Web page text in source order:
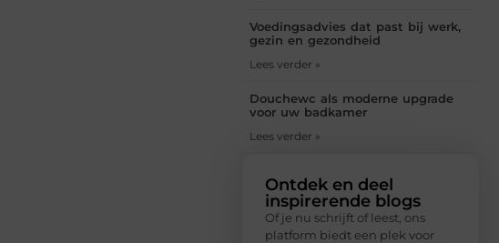
Voedingsadvies dat past bij werk,
gezin en gezondheid
Lees verder »
Douchewc als moderne upgrade
voor uw badkamer
Lees verder »
Ontdek en deel
inspirerende blogs
Of je nu schrijft of leest, ons
platform biedt een plek voor